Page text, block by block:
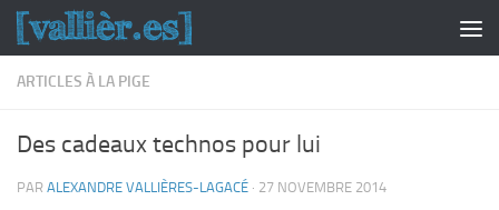
Skip to content
ARTICLES À LA PIGE
Des cadeaux technos pour lui
PAR ALEXANDRE VALLIÈRES-LAGACÉ · 27 NOVEMBRE 2014